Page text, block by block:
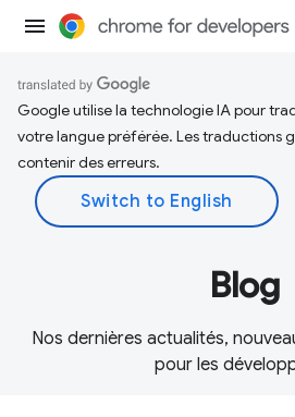
Google utilise la technologie IA pour
votre langue préférée. Les traductions
contenir des erreurs.
Blog
Nos dernières actualités,
pour les